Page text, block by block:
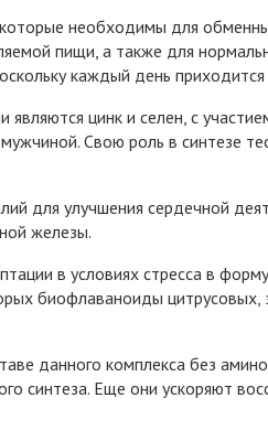
необходимы для
пищи, а также для
каждый день
цинк и селен, с
Свою роль в синтезе
для улучшения сердечной
железы.
в условиях стресса в
биофлаваноиды цитрусовых,
данного комплекса без
синтеза. Еще они ускоряют